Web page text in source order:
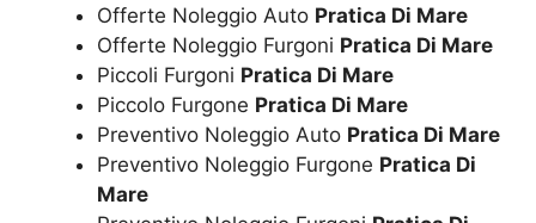
Offerte Noleggio Auto Pratica Di Mare
Offerte Noleggio Furgoni Pratica Di Mare
Piccoli Furgoni Pratica Di Mare
Piccolo Furgone Pratica Di Mare
Preventivo Noleggio Auto Pratica Di Mare
Preventivo Noleggio Furgone Pratica Di
Mare